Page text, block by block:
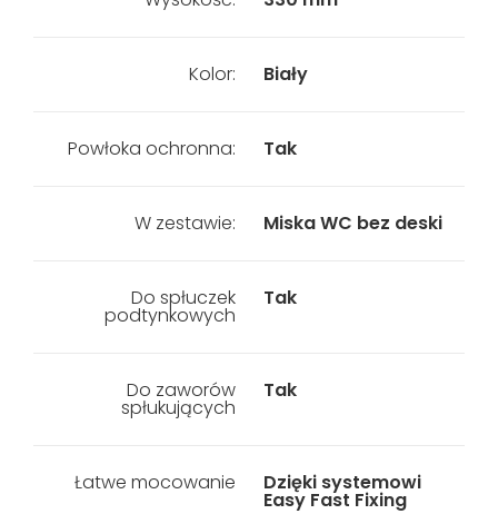
Kolor: Biały
Powłoka ochronna: Tak
W zestawie: Miska WC bez deski
Do spłuczek
podtynkowych
Tak
Do zaworów
spłukujących
Tak
Łatwe mocowanie Dzięki systemowi
Easy Fast Fixing